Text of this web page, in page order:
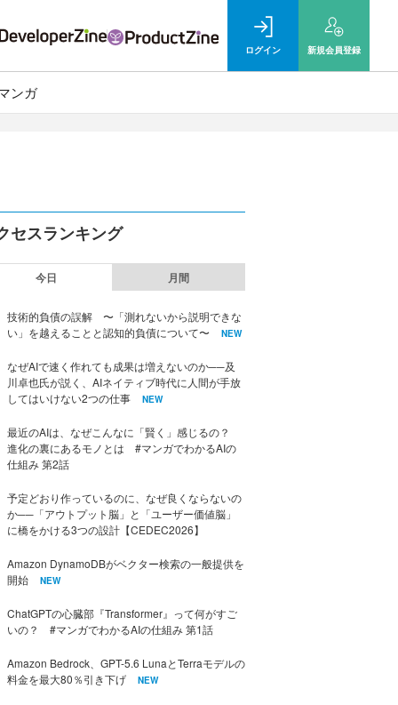
ログイン 新規会員登録
ンガ
セスランキング
今日 月間
技術的負債の誤解 〜「測れないから説明できな
い」を越えることと認知的負債について〜
NEW
なぜAIで速く作れても成果は増えないのか──及
川卓也氏が説く、AIネイティブ時代に人間が手放
してはいけない2つの仕事
NEW
最近のAIは、なぜこんなに「賢く」感じるの？
進化の裏にあるモノとは #マンガでわかるAIの
仕組み 第2話
予定どおり作っているのに、なぜ良くならないの
か──「アウトプット脳」と「ユーザー価値脳」
に橋をかける3つの設計【CEDEC2026】
Amazon DynamoDBがベクター検索の一般提供を
開始
NEW
ChatGPTの心臓部『Transformer』って何がすご
いの？ #マンガでわかるAIの仕組み 第1話
Amazon Bedrock、GPT-5.6 LunaとTerraモデルの
料金を最大80％引き下げ
NEW